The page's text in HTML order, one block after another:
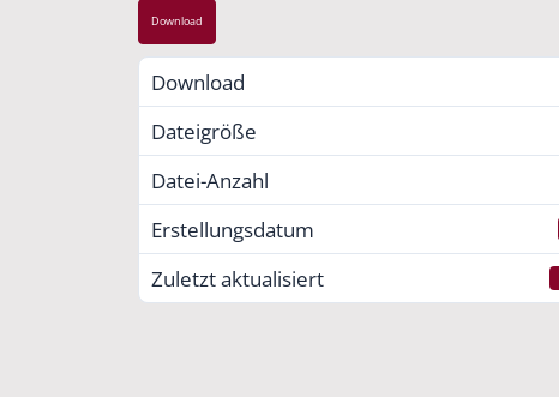
Download
Download
Dateigröße
Datei-Anzahl
Erstellungsdatum
Zuletzt aktualisiert